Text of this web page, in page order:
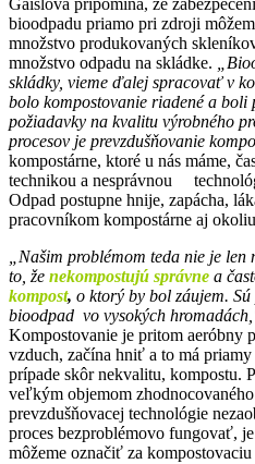
Gaislová pripomína, že
bioodpadu priamo pri zdroji
množstvo produkovaných
množstvo odpadu na skládke.
skládky, vieme ďalej spracovať v
bolo kompostovanie riadené a boli
požiadavky na kvalitu výrobného
procesov je prevzdušňovanie
kompostárne, ktoré u nás máme,
technikou a nesprávnou
Odpad postupne hnije, zapácha,
pracovníkom kompostárne aj
„Našim problémom teda nie je
to, že nekompostujú správne a
kompost, o ktorý by bol záujem.
bioodpad vo vysokých
Kompostovanie je pritom aeróbny
vzduch, začína hniť a to má
prípade skôr nekvalitu, kompostu.
veľkým objemom
prevzdušňovacej technológie
proces bezproblémovo fungovať,
môžeme označiť za